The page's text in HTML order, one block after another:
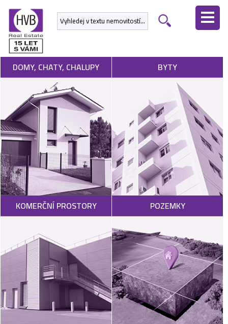
DOMY, CHATY, CHALUPY BYTY
KOMERČNÍ PROSTORY POZEMKY
ÚVODNÍ
STRÁNKA
NEMOVITOSTI
DEVELOPERSKÉ
PROJEKTY
SLUŽBY
NABÍDNOUT
NEMOVITOST
POPTAT
NEMOVITOST
VÝKUP
NEMOVITOSTÍ
SPONZORUJEME
NÁŠ ČASOPIS